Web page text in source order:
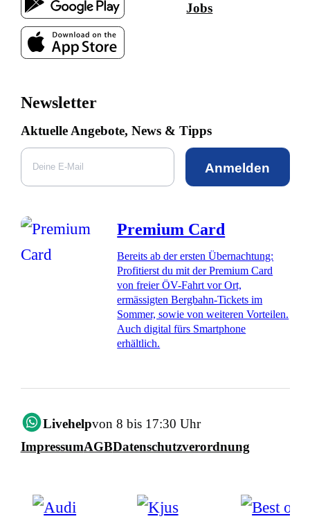
Jobs
Newsletter
Aktuelle Angebote, News & Tipps
Anmelden
Premium Card
Bereits ab der ersten Übernachtung:
Profitierst du mit der Premium Card
von freier ÖV-Fahrt vor Ort,
ermässigten Bergbahn-Tickets im
Sommer, sowie von weiteren Vorteilen.
Auch digital fürs Smartphone
erhältlich.
Livehelpvon 8 bis 17:30 Uhr
ImpressumAGBDatenschutzverordnung